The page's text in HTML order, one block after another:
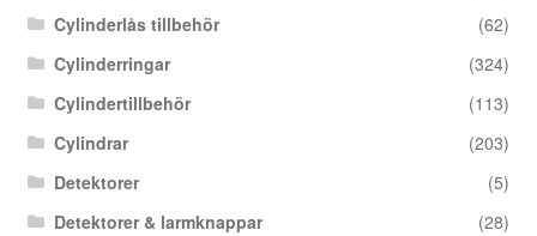
Cylinderlås tillbehör
(62)
Cylinderringar
(324)
Cylindertillbehör
(113)
Cylindrar
(203)
Detektorer
(5)
Detektorer & larmknappar
(28)